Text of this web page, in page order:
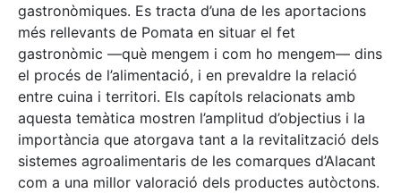
gastronòmiques. Es tracta d’una de les aportacions
més rellevants de Pomata en situar el fet
gastronòmic —què mengem i com ho mengem— dins
el procés de l’alimentació, i en prevaldre la relació
entre cuina i territori. Els capítols relacionats amb
aquesta temàtica mostren l’amplitud d’objectius i la
importància que atorgava tant a la revitalització dels
sistemes agroalimentaris de les comarques d’Alacant
com a una millor valoració dels productes autòctons.